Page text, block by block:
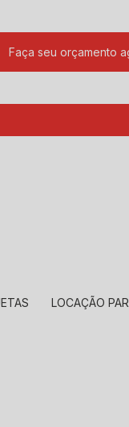
Faça seu orçamento
LOCAÇÃO